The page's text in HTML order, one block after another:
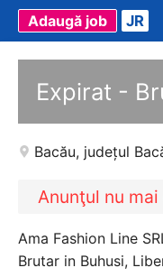
Adaugă job JR
Expirat -
Bacău, județul
Anunţul nu
Ama Fashion Line
Brutar in Buhusi,